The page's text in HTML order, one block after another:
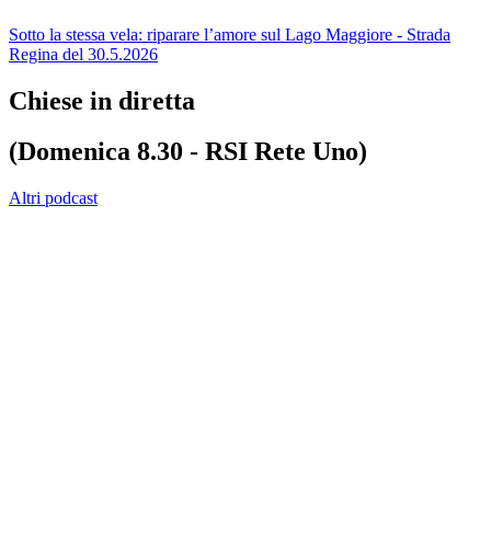
Sotto la stessa vela: riparare l’amore sul Lago Maggiore - Strada
Regina del 30.5.2026
Chiese in diretta
(Domenica 8.30 - RSI Rete Uno)
Altri podcast